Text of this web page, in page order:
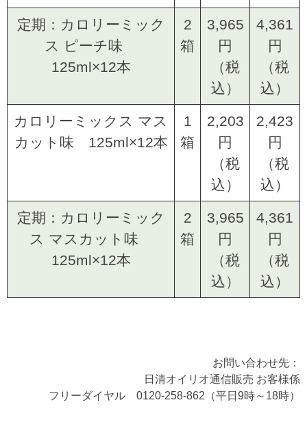
定期：カロリーミック
ス ピーチ味
125ml×12本
2
箱
3,965
円
（税
込）
4,361
円
（税
込）
カロリーミックス マス
カット味 125ml×12本
1
箱
2,203
円
（税
込）
2,423
円
（税
込）
定期：カロリーミック
ス マスカット味
125ml×12本
2
箱
3,965
円
（税
込）
4,361
円
（税
込）
お問い合わせ先：
日清オイリオ通信販売 お客様係
フリーダイヤル 0120-258-862（平日9時～18時）